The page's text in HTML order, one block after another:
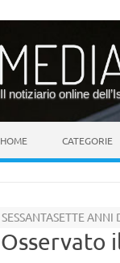
Il notiziario online
HOME CATEGORIE
SESSANTASETTE ANNI
Osservato